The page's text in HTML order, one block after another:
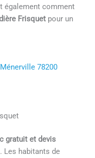
également comment
Frisquet pour un
78200
gratuit et devis
Les habitants de